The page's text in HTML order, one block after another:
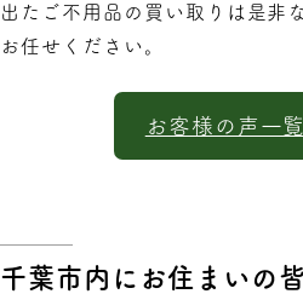
出たご不用品の買い取りは是非
お任せください。
お客様の声一
千葉市内にお住まいの